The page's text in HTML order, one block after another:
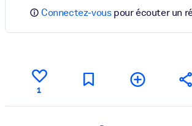
Connectez-vouspour écouter un
1